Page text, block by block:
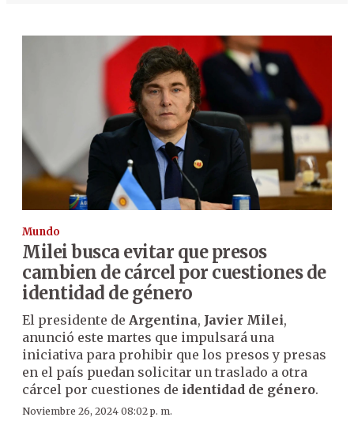
Mundo
Milei busca evitar que presos
cambien de cárcel por cuestiones de
identidad de género
El presidente de Argentina, Javier Milei,
anunció este martes que impulsará una
iniciativa para prohibir que los presos y presas
en el país puedan solicitar un traslado a otra
cárcel por cuestiones de identidad de género.
Noviembre 26, 2024 08:02 p. m.